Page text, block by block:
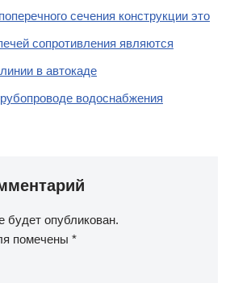
сечения конструкции это
сопротивления являются
в автокаде
водоснабжения
будет опубликован.
помечены *